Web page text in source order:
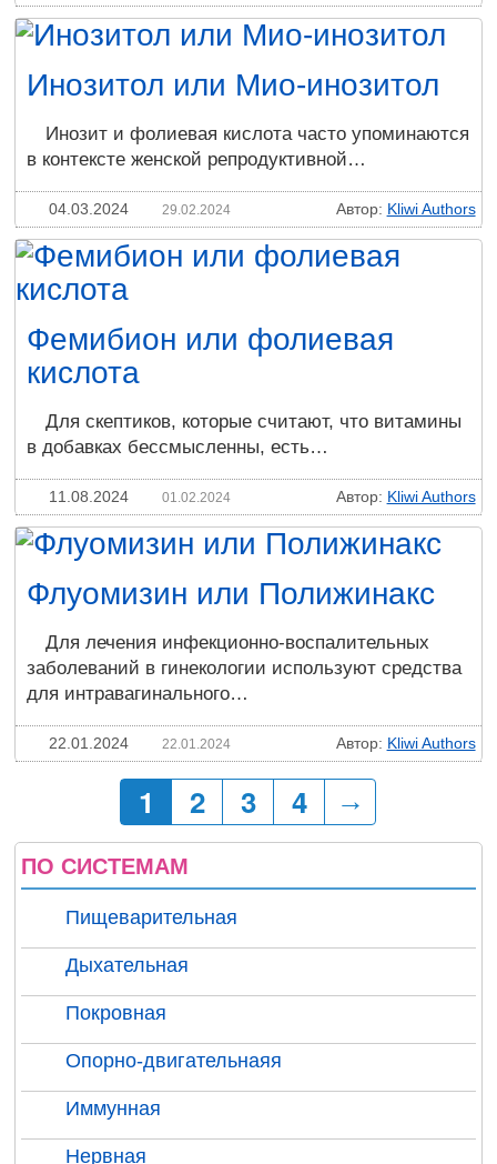
Инозитол или Мио-инозитол
Инозит и фолиевая кислота часто упоминаются
в контексте женской репродуктивной…
04.03.2024 29.02.2024 Автор: Kliwi Authors
Фемибион или фолиевая
кислота
Для скептиков, которые считают, что витамины
в добавках бессмысленны, есть…
11.08.2024 01.02.2024 Автор: Kliwi Authors
Флуомизин или Полижинакс
Для лечения инфекционно-воспалительных
заболеваний в гинекологии используют средства
для интравагинального…
22.01.2024 22.01.2024 Автор: Kliwi Authors
1 2 3 4 →
ПО СИСТЕМАМ
Пищеварительная
Дыхательная
Покровная
Опорно-двигательнаяя
Иммунная
Нервная